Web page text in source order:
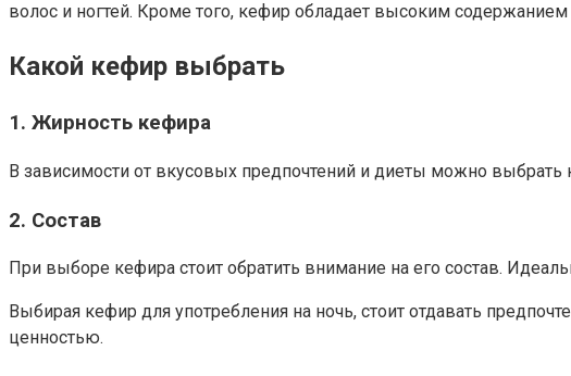
волос и ногтей. Кроме того, кефир обладает высоким
Какой кефир выбрать
1. Жирность кефира
В зависимости от вкусовых предпочтений и диеты можно
2. Состав
При выборе кефира стоит обратить внимание на его состав.
Выбирая кефир для употребления на ночь, стоит отдавать
ценностью.